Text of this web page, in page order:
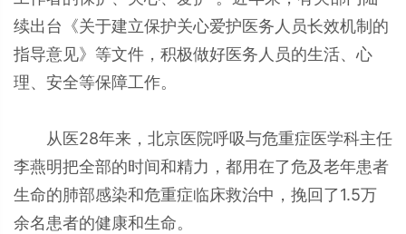
续出台《关于建立保护关心爱护医务人员长效机制的
指导意见》等文件，积极做好医务人员的生活、心
理、安全等保障工作。
从医28年来，北京医院呼吸与危重症医学科主任
李燕明把全部的时间和精力，都用在了危及老年患者
生命的肺部感染和危重症临床救治中，挽回了1.5万
余名患者的健康和生命。